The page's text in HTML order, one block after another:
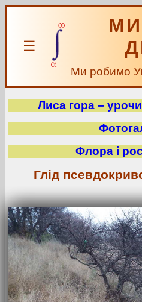
☰
Ми робимо
Лиса гора –
Флора і
Глід